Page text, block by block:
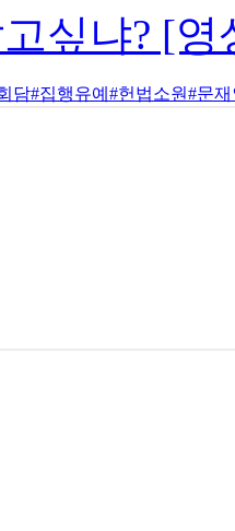
싶냐? [
담#집행유예 #헌법소원#문